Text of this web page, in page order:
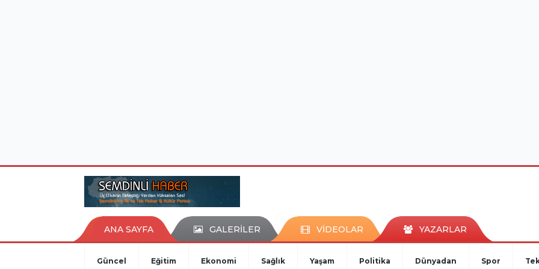
ANA SAYFA GALERİLER VİDEOLAR YAZARLAR
Güncel Eğitim Ekonomi Sağlık Yaşam Politika Dünyadan Spor